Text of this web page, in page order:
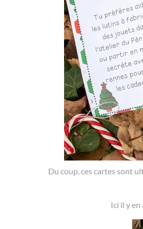
Du coup, ces cartes sont
Ici il y